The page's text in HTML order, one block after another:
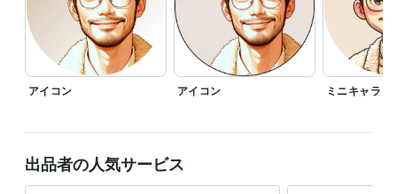
✅コンテンツ一覧になります↓
https://coconala.com/blogs/524717/628046
ーーーーーーーーーーーーーーー
⭐️関西弁に抵抗があればおっしゃってください。
標準語でがんばってみます^_^
僕の事は「かず」「かずくん」など
呼びやすいよう呼んで頂ければと思います
アイコン アイコン ミニキャラ
出品者の人気サービス